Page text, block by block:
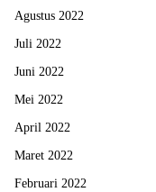
Agustus 2022
Juli 2022
Juni 2022
Mei 2022
April 2022
Maret 2022
Februari 2022